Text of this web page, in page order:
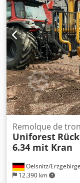
Oelsnitz/Erzgebirge
12.390 km
Remolque de
Uniforest
6.34 mit Kran